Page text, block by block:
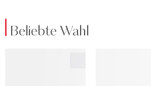
Beliebte Wahl